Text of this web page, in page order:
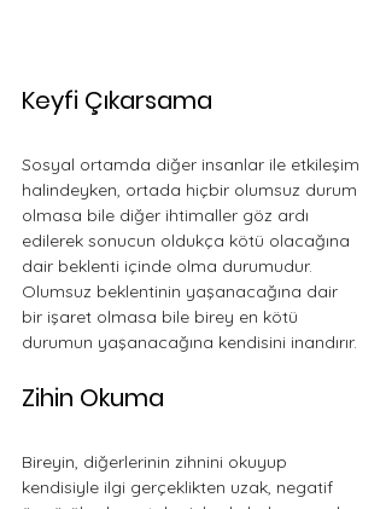
Keyfi Çıkarsama
Sosyal ortamda diğer insanlar ile etkileşim
halindeyken, ortada hiçbir olumsuz durum
olmasa bile diğer ihtimaller göz ardı
edilerek sonucun oldukça kötü olacağına
dair beklenti içinde olma durumudur.
Olumsuz beklentinin yaşanacağına dair
bir işaret olmasa bile birey en kötü
durumun yaşanacağına kendisini inandırır.
Zihin Okuma
Bireyin, diğerlerinin zihnini okuyup
kendisiyle ilgi gerçeklikten uzak, negatif